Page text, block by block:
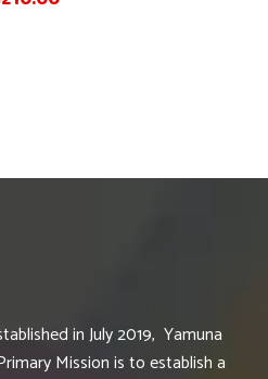
in July 2019, Yamuna
Mission is to establish a